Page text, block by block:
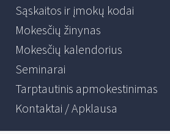
Sąskaitos ir įmokų kodai
Mokesčių žinynas
Mokesčių kalendorius
Seminarai
Tarptautinis apmokestinimas
Kontaktai / Apklausa